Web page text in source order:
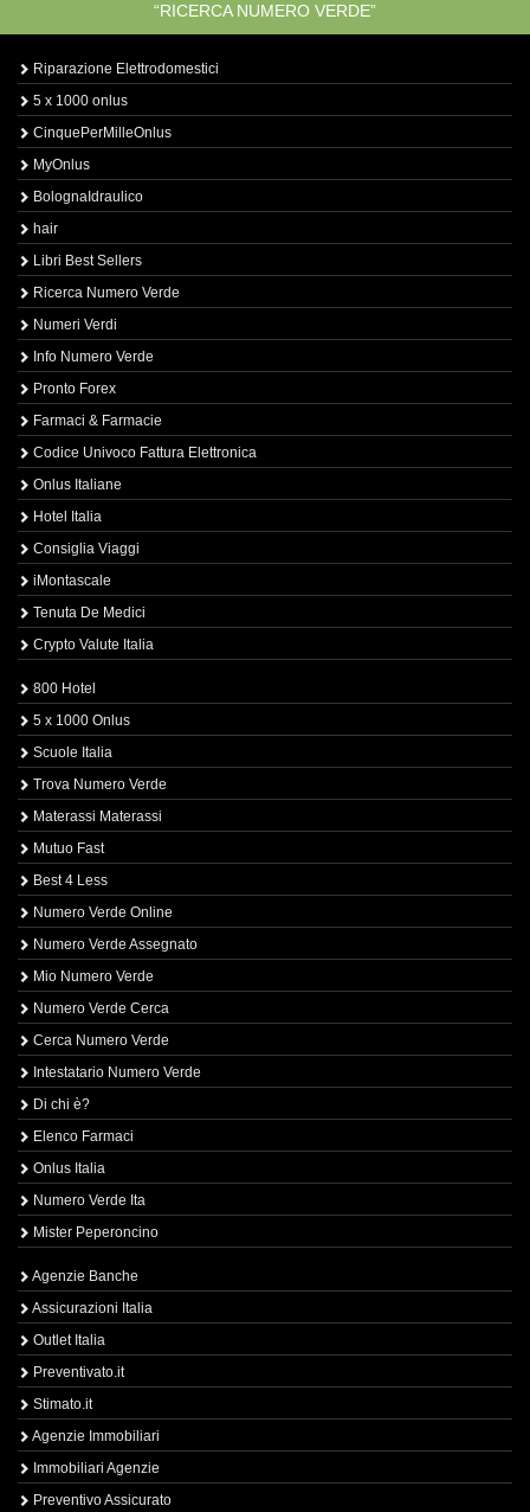
“RICERCA NUMERO VERDE”
Riparazione Elettrodomestici
5 x 1000 onlus
CinquePerMilleOnlus
MyOnlus
BolognaIdraulico
hair
Libri Best Sellers
Ricerca Numero Verde
Numeri Verdi
Info Numero Verde
Pronto Forex
Farmaci & Farmacie
Codice Univoco Fattura Elettronica
Onlus Italiane
Hotel Italia
Consiglia Viaggi
iMontascale
Tenuta De Medici
Crypto Valute Italia
800 Hotel
5 x 1000 Onlus
Scuole Italia
Trova Numero Verde
Materassi Materassi
Mutuo Fast
Best 4 Less
Numero Verde Online
Numero Verde Assegnato
Mio Numero Verde
Numero Verde Cerca
Cerca Numero Verde
Intestatario Numero Verde
Di chi è?
Elenco Farmaci
Onlus Italia
Numero Verde Ita
Mister Peperoncino
Agenzie Banche
Assicurazioni Italia
Outlet Italia
Preventivato.it
Stimato.it
Agenzie Immobiliari
Immobiliari Agenzie
Preventivo Assicurato